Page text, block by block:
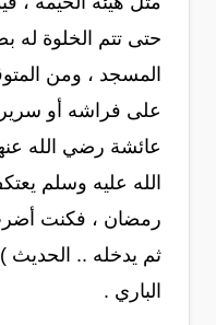
حتى تتم الخلوة له
المسجد ، ومن
على فراشه أو
عائشة رضي الله
الله عليه وسلم
رمضان ، فكنت
الباري .